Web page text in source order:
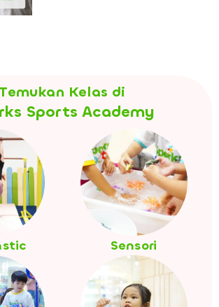
Temukan Kelas di
Sports Academy
Sensori